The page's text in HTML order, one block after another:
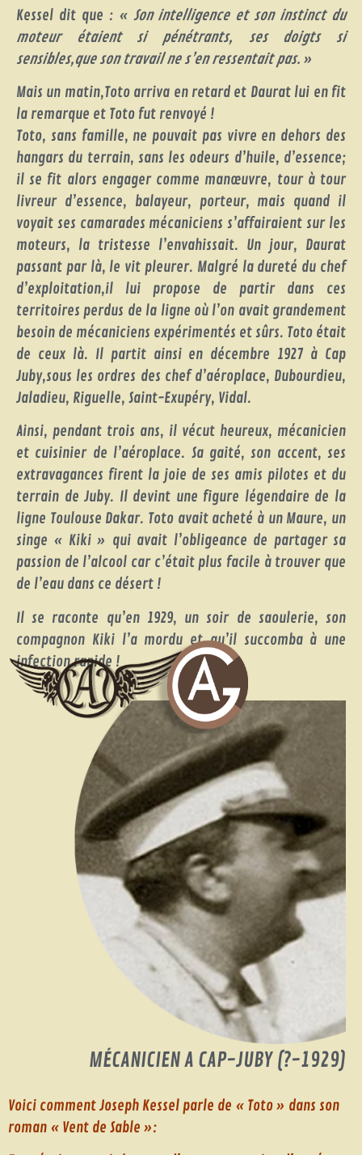
Kessel dit que : « Son intelligence et son instinct du
moteur étaient si pénétrants, ses doigts si
sensibles,que son travail ne s’en ressentait pas. »
Mais un matin,Toto arriva en retard et Daurat lui en fit
la remarque et Toto fut renvoyé !
Toto, sans famille, ne pouvait pas vivre en dehors des
hangars du terrain, sans les odeurs d’huile, d’essence;
il se fit alors engager comme manœuvre, tour à tour
livreur d’essence, balayeur, porteur, mais quand il
voyait ses camarades mécaniciens s’affairaient sur les
moteurs, la tristesse l’envahissait. Un jour, Daurat
passant par là, le vit pleurer. Malgré la dureté du chef
d’exploitation,il lui propose de partir dans ces
territoires perdus de la ligne où l’on avait grandement
besoin de mécaniciens expérimentés et sûrs. Toto était
de ceux là. Il partit ainsi en décembre 1927 à Cap
Juby,sous les ordres des chef d’aéroplace, Dubourdieu,
Jaladieu, Riguelle, Saint-Exupéry, Vidal.
Ainsi, pendant trois ans, il vécut heureux, mécanicien
et cuisinier de l’aéroplace. Sa gaité, son accent, ses
extravagances firent la joie de ses amis pilotes et du
terrain de Juby. Il devint une figure légendaire de la
ligne Toulouse Dakar. Toto avait acheté à un Maure, un
singe « Kiki » qui avait l’obligeance de partager sa
passion de l’alcool car c’était plus facile à trouver que
de l’eau dans ce désert !
Il se raconte qu’en 1929, un soir de saoulerie, son
compagnon Kiki l’a mordu et qu’il succomba à une
infection rapide !
MÉCANICIEN A CAP-JUBY (?-1929)
Voici comment Joseph Kessel parle de « Toto » dans son
roman « Vent de Sable »: